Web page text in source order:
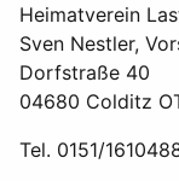
Heimatverein
Sven Nestler,
Dorfstraße 40
04680 Colditz
Tel. 0151/